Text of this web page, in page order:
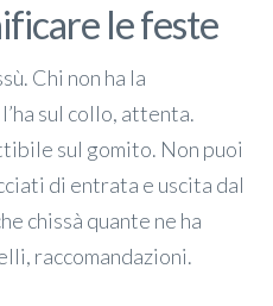
le feste
Chi non ha la
sul collo, attenta.
sul gomito. Non puoi
di entrata e uscita dal
chissà quante ne ha
raccomandazioni.